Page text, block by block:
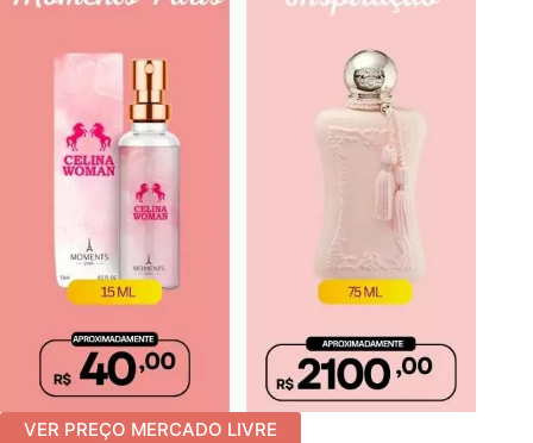
VER PREÇO MERCADO LIVRE